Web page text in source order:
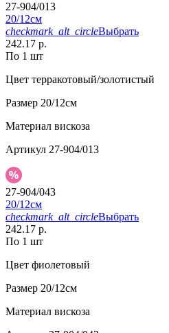
27-904/013
20/12см
checkmark_alt_circleВыбрать
242.17 р.
По 1 шт
Цвет терракотовый/золотистый
Размер 20/12см
Материал вискоза
Артикул 27-904/013
27-904/043
20/12см
checkmark_alt_circleВыбрать
242.17 р.
По 1 шт
Цвет фиолетовый
Размер 20/12см
Материал вискоза